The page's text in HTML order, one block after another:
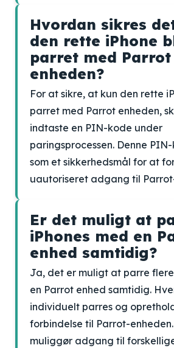
Hvordan sikres
den rette iPhone
parret med Parrot
enheden?
For at sikre, at kun den rette
parret med Parrot enheden,
indtaste en PIN-kode under
paringsprocessen. Denne
som et sikkerhedsmål for at
uautoriseret adgang til
Er det muligt at
iPhones med en
enhed samtidig?
Ja, det er muligt at parre flere
en Parrot enhed samtidig.
individuelt parres og
forbindelse til Parrot-
muliggør adgang til